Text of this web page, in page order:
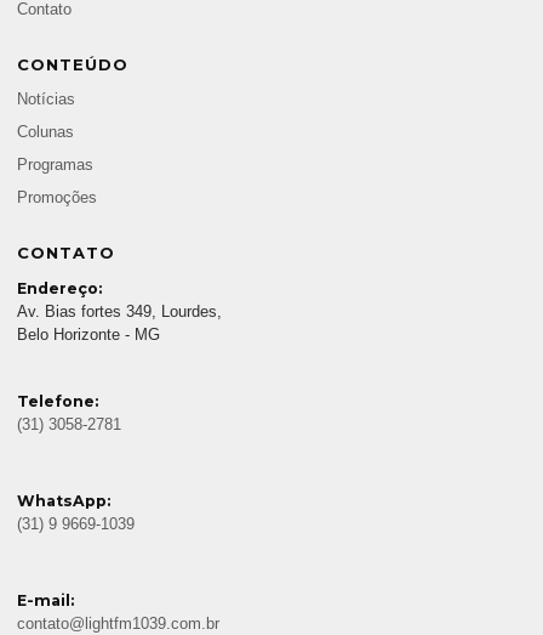
Contato
CONTEÚDO
Notícias
Colunas
Programas
Promoções
CONTATO
Endereço:
Av. Bias fortes 349, Lourdes,
Belo Horizonte - MG
Telefone:
(31) 3058-2781
WhatsApp:
(31) 9 9669-1039
E-mail:
contato@lightfm1039.com.br